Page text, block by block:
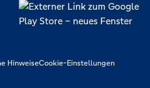
HinweiseCookie-Einstellungen